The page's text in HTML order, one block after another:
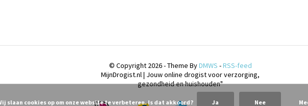
© Copyright 2026 - Theme ByDMWS -RSS-feed
MijnDrogist.nl | Jouw online drogist voor verzorging,
gezondheid en huishouden"
Wij slaan cookies op om onze website te verbeteren. Is dat akkoord? Ja